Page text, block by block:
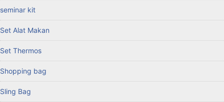
seminar kit
Set Alat Makan
Set Thermos
Shopping bag
Sling Bag